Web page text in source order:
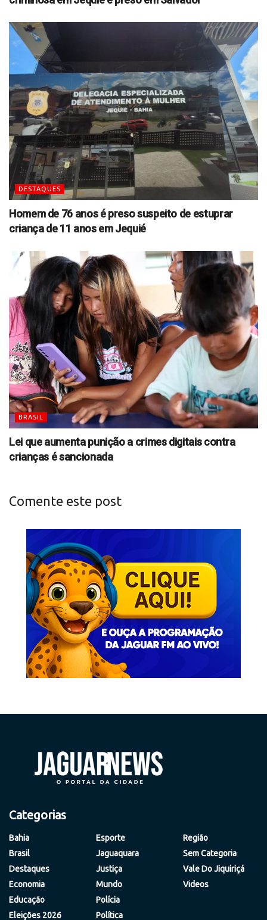
DESTAQUES
Homem de 76 anos é preso suspeito de estuprar
criança de 11 anos em Jequié
BRASIL
Lei que aumenta punição a crimes digitais contra
crianças é sancionada
Comente este post
Categorias
Bahia
Brasil
Destaques
Economia
Educação
Eleições 2026
Esporte
Jaguaquara
Justiça
Mundo
Polícia
Política
Região
Sem Categoria
Vale Do Jiquiriçá
Videos